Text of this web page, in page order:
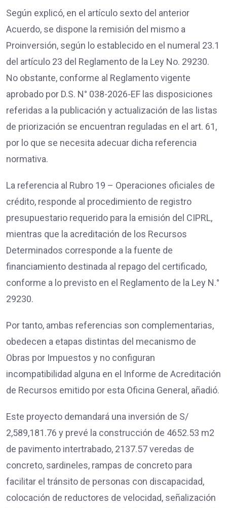
Según explicó, en el artículo sexto del anterior
Acuerdo, se dispone la remisión del mismo a
Proinversión, según lo establecido en el numeral 23.1
del artículo 23 del Reglamento de la Ley No. 29230.
No obstante, conforme al Reglamento vigente
aprobado por D.S. N° 038-2026-EF las disposiciones
referidas a la publicación y actualización de las listas
de priorización se encuentran reguladas en el art. 61,
por lo que se necesita adecuar dicha referencia
normativa.
La referencia al Rubro 19 – Operaciones oficiales de
crédito, responde al procedimiento de registro
presupuestario requerido para la emisión del CIPRL,
mientras que la acreditación de los Recursos
Determinados corresponde a la fuente de
financiamiento destinada al repago del certificado,
conforme a lo previsto en el Reglamento de la Ley N.°
29230.
Por tanto, ambas referencias son complementarias,
obedecen a etapas distintas del mecanismo de
Obras por Impuestos y no configuran
incompatibilidad alguna en el Informe de Acreditación
de Recursos emitido por esta Oficina General, añadió.
Este proyecto demandará una inversión de S/
2,589,181.76 y prevé la construcción de 4652.53 m2
de pavimento intertrabado, 2137.57 veredas de
concreto, sardineles, rampas de concreto para
facilitar el tránsito de personas con discapacidad,
colocación de reductores de velocidad, señalización